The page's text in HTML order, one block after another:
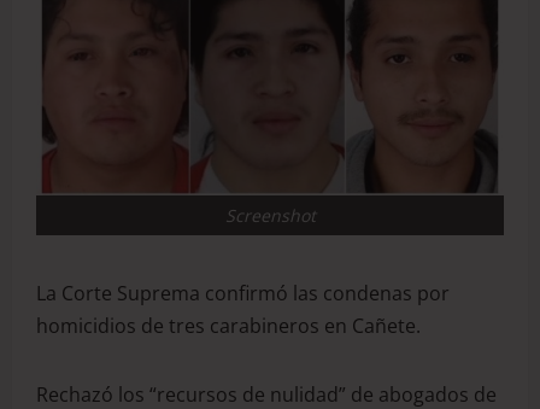
Screenshot
La Corte Suprema confirmó las condenas por
homicidios de tres carabineros en Cañete.
Rechazó los “recursos de nulidad” de abogados de